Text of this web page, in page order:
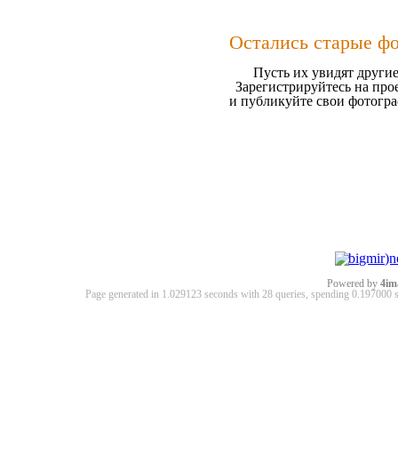
Остались старые
Пусть их увидят
Зарегистрируйтесь на
и публикуйте свои
Powered by
Page generated in 1.029123 seconds with 28 queries, spending